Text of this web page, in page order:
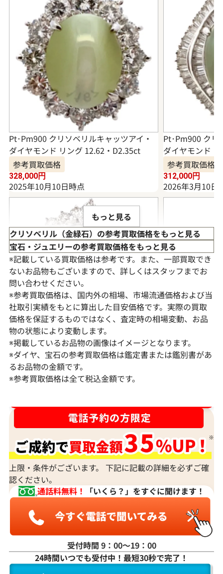
Pt･Pm900 クリソベリルキャッツアイ・
ダイヤモンド リング 12.62・D2.35ct
参考買取価格
328,000円
2025年10月10日時点
Pt･Pm900 クリ
ダイヤモンド
参考買取価格
312,000円
2026年3月10日
Pt･Pm900 クリソベリル・ダイヤモンド
リング A4.26・D1.37ct
参考買取価格
Pt･Pm900 クリ
Pt･Pm900 クリソベリルキャッツアイ・
Pt･Pm900 クリ
もっと見る
クリソベリル（金緑石）の参考買取価格をもっと見る
宝石・ジュエリーの参考買取価格をもっと見る
※記載している買取価格は参考です。また、一部買取でき
ないお品物もございますので、詳しくはスタッフまでお
問い合わせください。
※参考買取価格は、国内外の相場、市場流通価格および当
社取引実績をもとに算出した目安価格です。実際の買取
価格を保証するものではなく、査定時の相場変動、お品
物の状態により変動します。
※掲載しているお品物の画像はイメージとなります。
※ダイヤ、宝石の参考買取価格は鑑定書または鑑別書があ
るお品物の金額です。
※参考買取価格は全て税込金額です。
上限・条件がございます。 下記に記載の詳細を必ずご確
認ください。
通話料無料！
「いくら？」をすぐに聞けます！
受付時間 9：00〜19：00
24時間いつでも受付中！最短30秒で完了！